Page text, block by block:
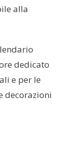
alla
dedicato
e per le
decorazioni